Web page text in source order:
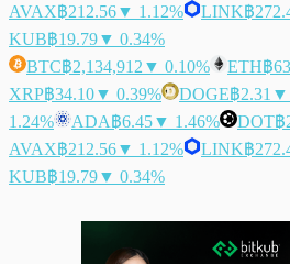
AVAX฿212.56▼ 1.12% LINK฿
KUB฿19.79▼ 0.34%
BTC฿2,134,912 ▼ 0.10% ETH฿
XRP฿34.10▼ 0.39% DOGE฿2.31 ▼
1.24%
ADA฿6.45▼ 1.46% DOT฿
AVAX฿212.56▼ 1.12% LINK฿
KUB฿19.79▼ 0.34%